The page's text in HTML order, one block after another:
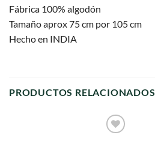
Fábrica 100% algodón
Tamaño aprox 75 cm por 105 cm
Hecho en INDIA
PRODUCTOS RELACIONADOS